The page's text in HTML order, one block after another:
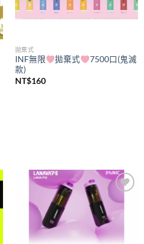
拋棄式
INF無限 拋棄式
7500口(鬼滅
款)
NT$160
Add to
wishlist